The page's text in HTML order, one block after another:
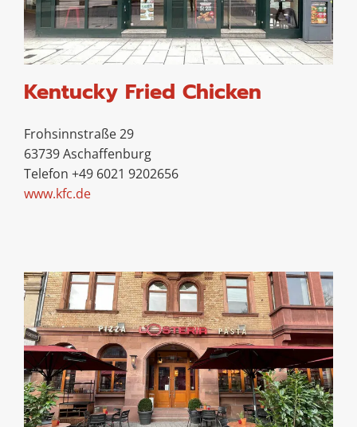
Kentucky Fried Chicken
Frohsinnstraße 29
63739 Aschaffenburg
Telefon +49 6021 9202656
www.kfc.de